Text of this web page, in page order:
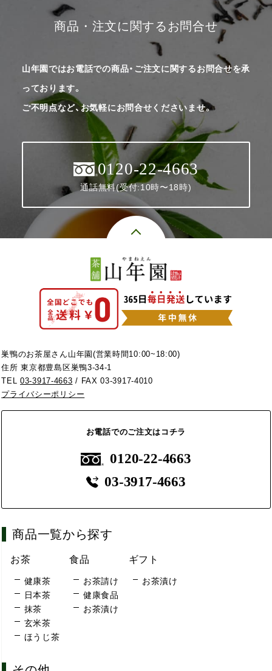
商品・注文に関するお問合せ
山年園ではお電話での商品・ご注文に関するお問合せを承
っております。
ご不明点など、お気軽にお問合せくださいませ。
0120-22-4663
通話無料(受付:10時〜18時)
巣鴨のお茶屋さん山年園(営業時間10:00~18:00)
住所 東京都豊島区巣鴨3-34-1
TEL03-3917-4663 / FAX 03-3917-4010
プライバシーポリシー
お電話でのご注文はコチラ
0120-22-4663
03-3917-4663
商品一覧から探す
お茶
健康茶
日本茶
抹茶
玄米茶
ほうじ茶
食品
お茶請け
健康食品
お茶漬け
ギフト
お茶漬け